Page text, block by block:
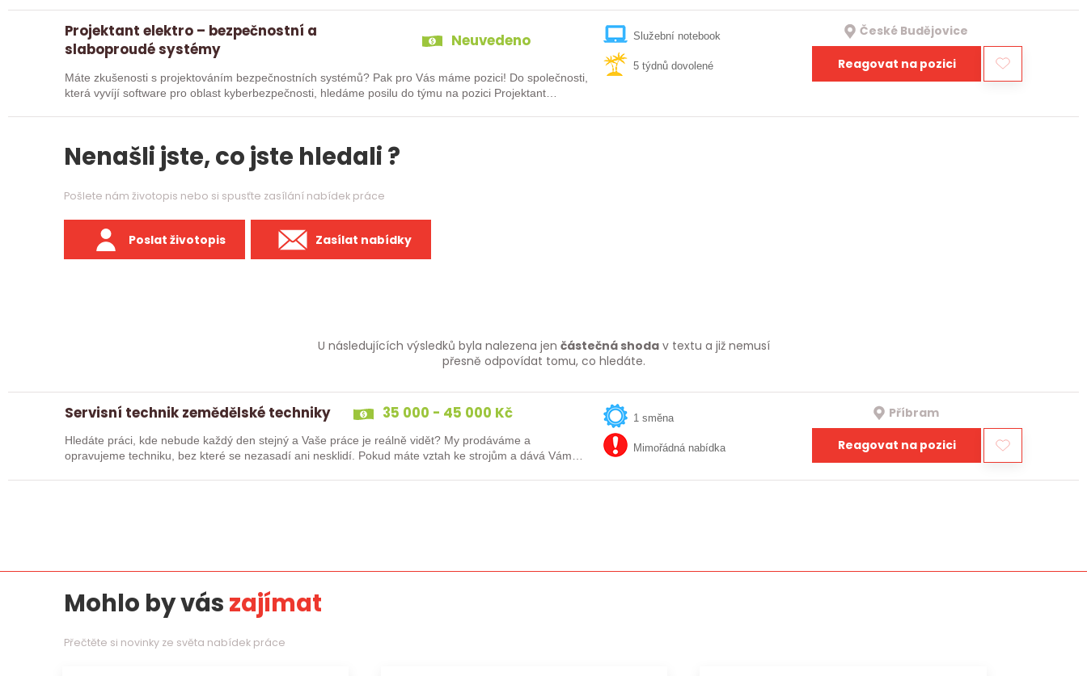
Projektant elektro – bezpečnostní a
slaboproudé systémy
Neuvedeno
Máte zkušenosti s projektováním bezpečnostních systémů? Pak pro Vás máme pozici! Do společnosti,
která vyvíjí software pro oblast kyberbezpečnosti, hledáme posilu do týmu na pozici Projektant…
Služební notebook
5 týdnů dovolené
České Budějovice
Reagovat na pozici
Nenašli jste, co jste hledali ?
Pošlete nám životopis nebo si spusťte zasílání nabídek práce
Poslat životopis Zasílat nabídky
U následujících výsledků byla nalezena jen částečná shodav textu a již nemusí
přesně odpovídat tomu, co hledáte.
Servisní technik zemědělské techniky 35 000 - 45 000 Kč
Hledáte práci, kde nebude každý den stejný a Vaše práce je reálně vidět? My prodáváme a
opravujeme techniku, bez které se nezasadí ani nesklidí. Pokud máte vztah ke strojům a dává Vám
1 směna
Mimořádná nabídka
Příbram
Reagovat na pozici
Mohlo by vászajímat
Přečtěte si novinky ze světa nabídek práce